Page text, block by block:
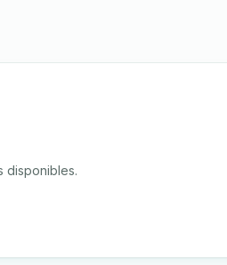
disponibles.